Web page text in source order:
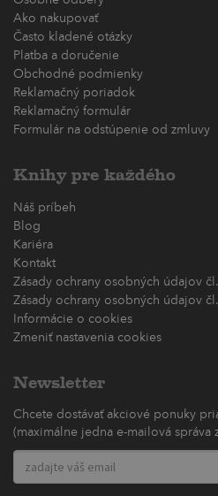
Ako nakupovať
Často kladené otázky
Platba a doručenie
Obchodné podmienky
Reklamačný poriadok
Reklamačný formulár
Formulár na odstúpenie od zmluvy
Knihy pre každého
Náš príbeh
Blog
Kariéra
Kontakt
Zásady ochrany osobných údajov
Zásady ochrany osobných údajov
Informácie o cookies
Zmeniť nastavenia cookies
Newsletter
Chcete dostávať akciové ponuky
(maximálne jedna e-mailová správa